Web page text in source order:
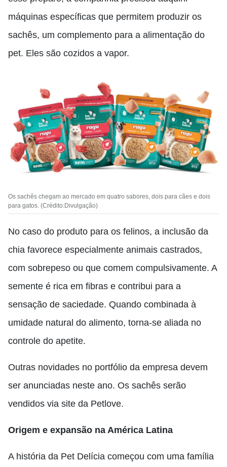
máquinas específicas que permitem produzir os
sachês, um complemento para a alimentação do
pet. Eles são cozidos a vapor.
Os sachês chegam ao mercado em quatro sabores, dois para cães e dois
para gatos. (Crédito:Divulgação)
No caso do produto para os felinos, a inclusão da
chia favorece especialmente animais castrados,
com sobrepeso ou que comem compulsivamente. A
semente é rica em fibras e contribui para a
sensação de saciedade. Quando combinada à
umidade natural do alimento, torna-se aliada no
controle do apetite.
Outras novidades no portfólio da empresa devem
ser anunciadas neste ano. Os sachês serão
vendidos via site da Petlove.
Origem e expansão na América Latina
A história da Pet Delícia começou com uma família